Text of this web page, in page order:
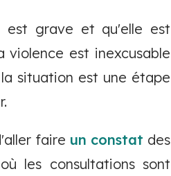
est grave et qu'elle est
violence est inexcusable
situation est une étape
faire un constat des
où les consultations sont